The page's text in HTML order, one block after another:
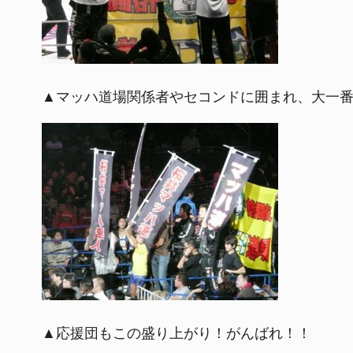
▲マッハ道場関係者やセコンドに囲まれ、大一番
▲応援団もこの盛り上がり！がんばれ！！